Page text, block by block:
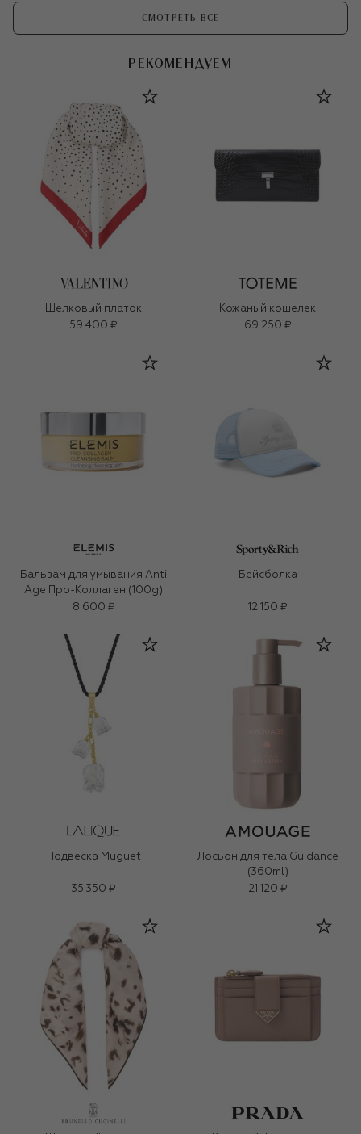
СМОТРЕТЬ ВСЕ
РЕКОМЕНДУЕМ
Шелковый платок
59 400 ₽
Кожаный кошелек
69 250 ₽
Бальзам для умывания Anti
Age Про-Коллаген (100g)
8 600 ₽
Бейсболка
12 150 ₽
Подвеска Muguet
35 350 ₽
Лосьон для тела Guidance
(360ml)
21 120 ₽